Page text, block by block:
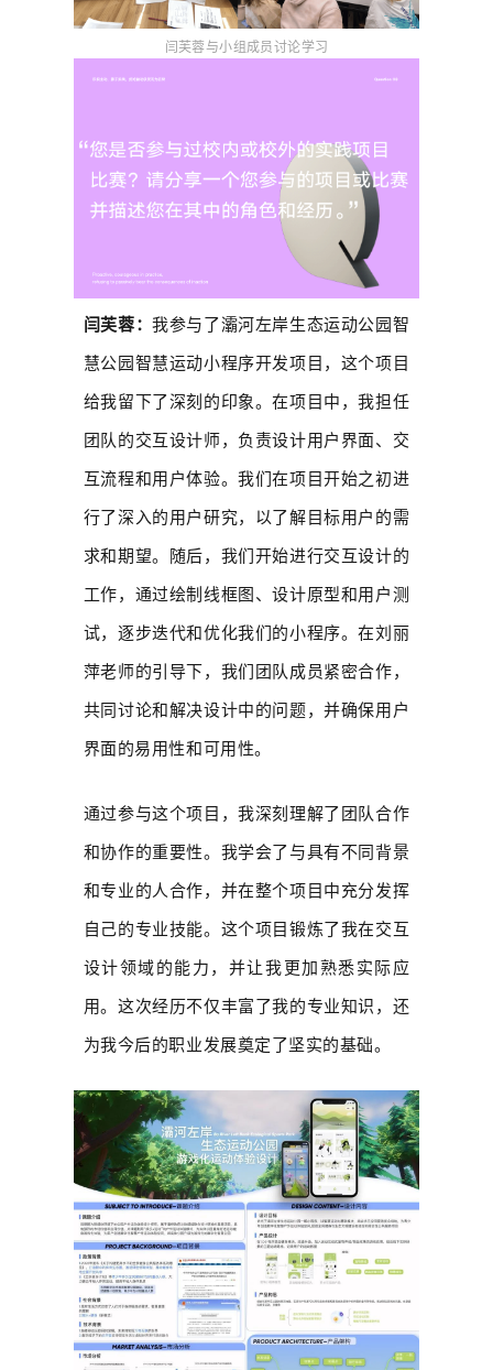
闫芙蓉与小组成员讨论学习
闫芙蓉：我参与了灞河左岸生态运动公园智
慧公园智慧运动小程序开发项目，这个项目
给我留下了深刻的印象。在项目中，我担任
团队的交互设计师，负责设计用户界面、交
互流程和用户体验。我们在项目开始之初进
行了深入的用户研究，以了解目标用户的需
求和期望。随后，我们开始进行交互设计的
工作，通过绘制线框图、设计原型和用户测
试，逐步迭代和优化我们的小程序。在刘丽
萍老师的引导下，我们团队成员紧密合作，
共同讨论和解决设计中的问题，并确保用户
界面的易用性和可用性。
通过参与这个项目，我深刻理解了团队合作
和协作的重要性。我学会了与具有不同背景
和专业的人合作，并在整个项目中充分发挥
自己的专业技能。这个项目锻炼了我在交互
设计领域的能力，并让我更加熟悉实际应
用。这次经历不仅丰富了我的专业知识，还
为我今后的职业发展奠定了坚实的基础。